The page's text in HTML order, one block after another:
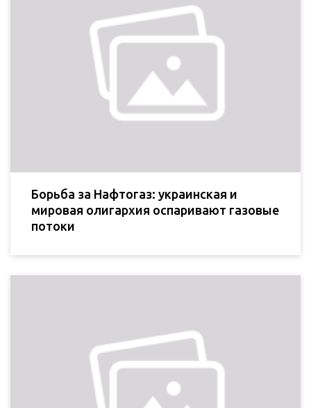
Борьба за Нафтогаз: украинская и
мировая олигархия оспаривают газовые
потоки